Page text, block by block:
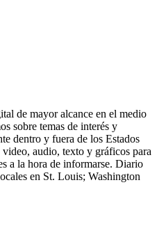
de mayor alcance en el medio
sobre temas de interés y
dentro y fuera de los Estados
audio, texto y gráficos para
a la hora de informarse. Diario
en St. Louis; Washington